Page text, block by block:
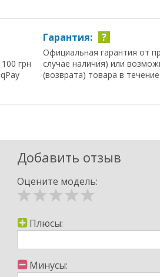
грн
Гарантия: ?
Официальная гарантия от
случае наличия) или
(возврата) товара в
Добавить отзыв
Оцените модель:
Плюсы:
Минусы: